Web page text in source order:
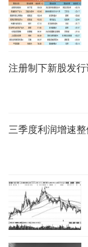
注册制下新股发
三季度利润增速